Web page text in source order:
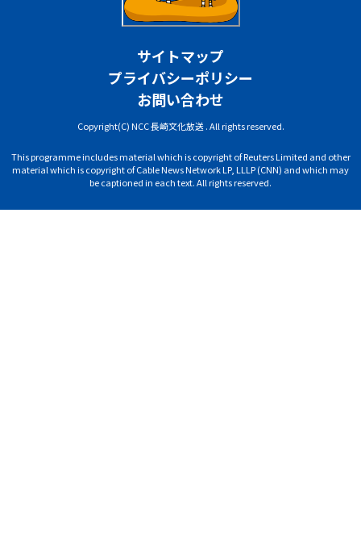
サイトマップ
プライバシーポリシー
お問い合わせ
Copyright(C) NCC 長崎文化放送 . All rights reserved.
This programme includes material which is copyright of Reuters Limited and other
material which is copyright of Cable News Network LP, LLLP (CNN) and which may
be captioned in each text. All rights reserved.